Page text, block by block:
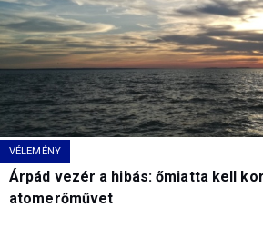
VÉLEMÉNY
Árpád vezér a hibás: őmiatta kell
atomerőművet